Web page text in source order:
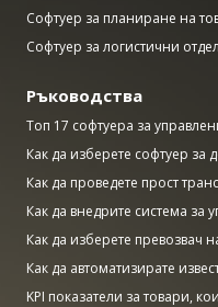
Софтуер за планиране на
Софтуер за логистични
Ръководства
Топ 17 софтуера за
Как да изберете софтуер за
Как да проведете прост
Как да внедрите система за
Как да изберете превозвач
Как да автоматизирате
KPI показатели за товари,